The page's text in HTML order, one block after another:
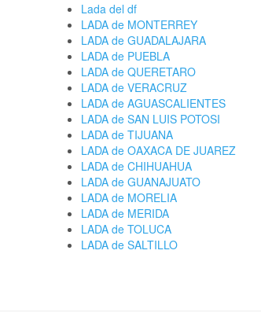
Lada del df
LADA de MONTERREY
LADA de GUADALAJARA
LADA de PUEBLA
LADA de QUERETARO
LADA de VERACRUZ
LADA de AGUASCALIENTES
LADA de SAN LUIS POTOSI
LADA de TIJUANA
LADA de OAXACA DE JUAREZ
LADA de CHIHUAHUA
LADA de GUANAJUATO
LADA de MORELIA
LADA de MERIDA
LADA de TOLUCA
LADA de SALTILLO